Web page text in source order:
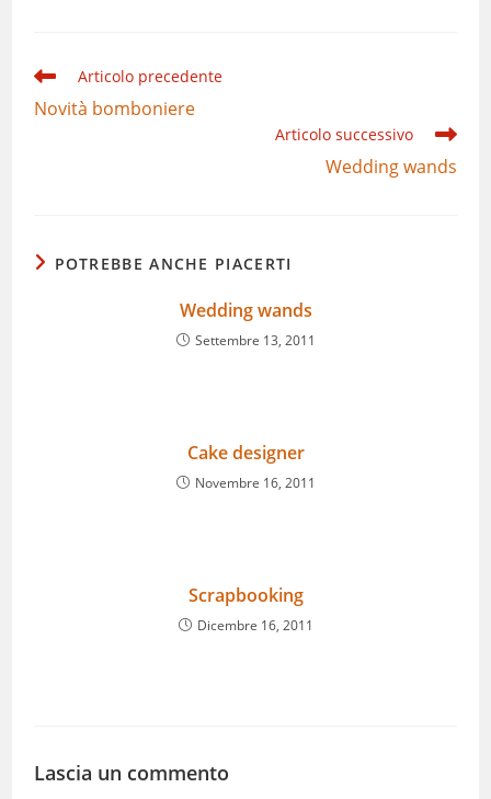
Leggi
articoli
Articolo precedente
Novità bomboniere
Articolo successivo
Wedding wands
POTREBBE ANCHE PIACERTI
Wedding wands
Settembre 13, 2011
Cake designer
Novembre 16, 2011
Scrapbooking
Dicembre 16, 2011
Lascia un commento